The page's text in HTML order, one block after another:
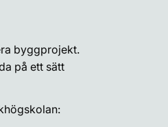
byggprojekt.
på ett sätt